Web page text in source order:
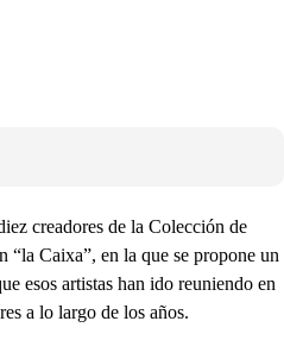
creadores de la Colección de
“la Caixa”, en la que se propone un
esos artistas han ido reuniendo en
a lo largo de los años.